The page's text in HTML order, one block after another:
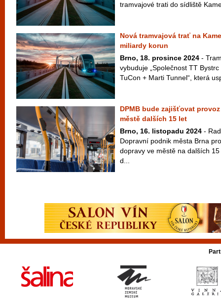
tramvajové trati do sídliště
Nová tramvajová trať na
miliardy korun
Brno, 18. prosince 2024 -
vybuduje „Společnost TT
TuCon + Marti Tunnel“, která
DPMB bude zajišťovat
městě dalších 15 let
Brno, 16. listopadu 2024 -
Dopravní podnik města Brna
dopravy ve městě na dalších
d...